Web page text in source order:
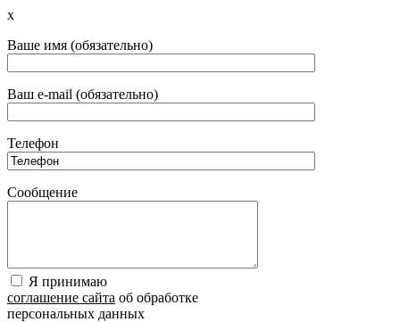
x
Ваше имя (обязательно)
Ваш e-mail (обязательно)
Телефон
Сообщение
Я принимаю
соглашение сайта об обработке
персональных данных